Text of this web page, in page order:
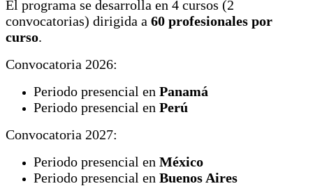
El programa se desarrolla en 4 cursos (2
convocatorias) dirigida a 60 profesionales por
curso.
Convocatoria 2026:
Periodo presencial en Panamá
Periodo presencial en Perú
Convocatoria 2027:
Periodo presencial en México
Periodo presencial en Buenos Aires